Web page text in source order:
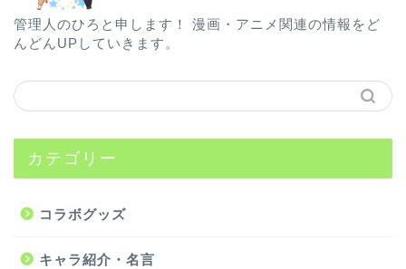
管理人のひろと申します！ 漫画・アニメ関連の情報をど
んどんUPしていきます。
カテゴリー
コラボグッズ
キャラ紹介・名言